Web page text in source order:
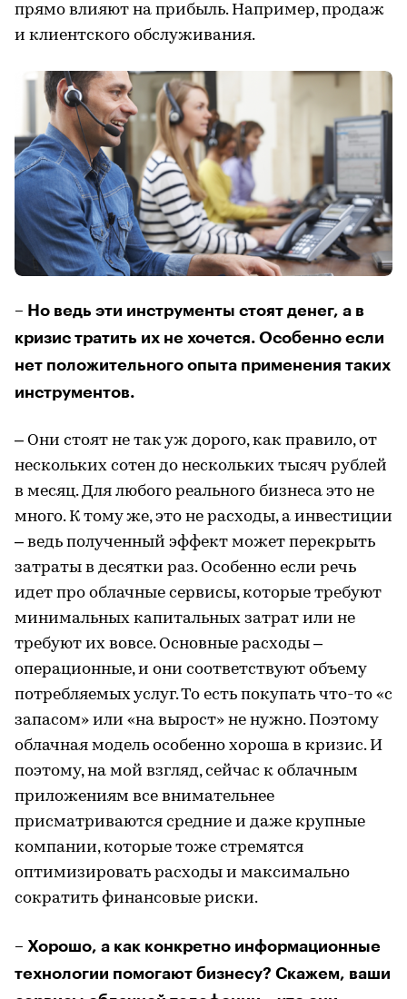
прямо влияют на прибыль. Например, продаж
и клиентского обслуживания.
– Но ведь эти инструменты стоят денег, а в
кризис тратить их не хочется. Особенно если
нет положительного опыта применения таких
инструментов.
– Они стоят не так уж дорого, как правило, от
нескольких сотен до нескольких тысяч рублей
в месяц. Для любого реального бизнеса это не
много. К тому же, это не расходы, а инвестиции
– ведь полученный эффект может перекрыть
затраты в десятки раз. Особенно если речь
идет про облачные сервисы, которые требуют
минимальных капитальных затрат или не
требуют их вовсе. Основные расходы –
операционные, и они соответствуют объему
потребляемых услуг. То есть покупать что-то «с
запасом» или «на вырост» не нужно. Поэтому
облачная модель особенно хороша в кризис. И
поэтому, на мой взгляд, сейчас к облачным
приложениям все внимательнее
присматриваются средние и даже крупные
компании, которые тоже стремятся
оптимизировать расходы и максимально
сократить финансовые риски.
– Хорошо, а как конкретно информационные
технологии помогают бизнесу? Скажем, ваши